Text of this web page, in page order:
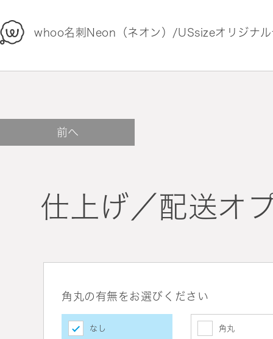
whoo
whoo名刺Neon（ネオン）/USsizeオリジナル
前へ
仕上げ／配送オ
角丸の有無をお選びください
なし 角丸